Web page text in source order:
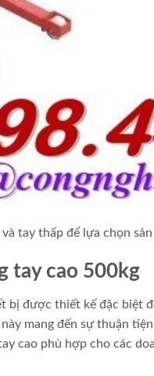
tay thấp để lựa chọn
tay cao 500kg
bị được thiết kế đặc biệt
mang đến sự thuận
cao phù hợp cho các